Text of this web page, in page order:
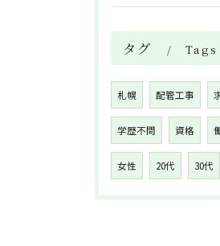
タグ Tags
札幌 配管工事
学歴不問 資格
女性 20代 30代